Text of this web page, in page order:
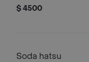
$ 4500
Soda hatsu